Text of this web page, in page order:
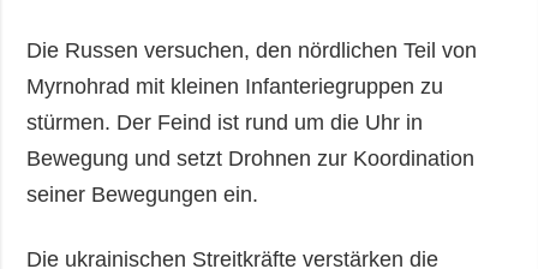
Die Russen versuchen, den nördlichen Teil von
Myrnohrad mit kleinen Infanteriegruppen zu
stürmen. Der Feind ist rund um die Uhr in
Bewegung und setzt Drohnen zur Koordination
seiner Bewegungen ein.
Die ukrainischen Streitkräfte verstärken die